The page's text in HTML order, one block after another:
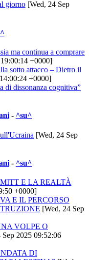
giorno [Wed, 24 Sep
ma continua a comprare
+0000]
sotto attacco – Dietro il
+0000]
di dissonanza cognitiva”
- ^su^
[Wed, 24 Sep
- ^su^
E LA REALTÀ
+0000]
E IL PERCORSO
[Wed, 24 Sep
VOLPE O
Sep 2025 09:52:06
DI